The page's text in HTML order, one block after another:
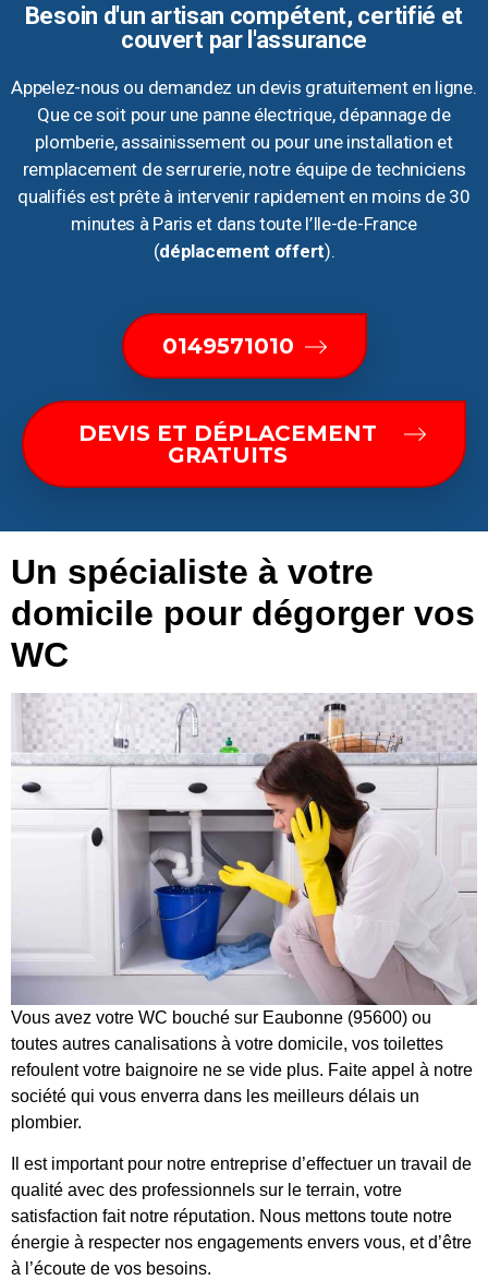
Besoin d'un artisan compétent, certifié et
couvert par l'assurance
Appelez-nous ou demandez un devis gratuitement en ligne.
Que ce soit pour une panne électrique, dépannage de
plomberie, assainissement ou pour une installation et
remplacement de serrurerie, notre équipe de techniciens
qualifiés est prête à intervenir rapidement en moins de 30
minutes à Paris et dans toute l’Ile-de-France
(déplacement offert).
0149571010
DEVIS ET DÉPLACEMENT
GRATUITS
Un spécialiste à votre
domicile pour dégorger vos
WC
Vous avez votre WC bouché sur Eaubonne (95600) ou
toutes autres canalisations à votre domicile, vos toilettes
refoulent votre baignoire ne se vide plus. Faite appel à notre
société qui vous enverra dans les meilleurs délais un
plombier.
Il est important pour notre entreprise d’effectuer un travail de
qualité avec des professionnels sur le terrain, votre
satisfaction fait notre réputation. Nous mettons toute notre
énergie à respecter nos engagements envers vous, et d’être
à l’écoute de vos besoins.